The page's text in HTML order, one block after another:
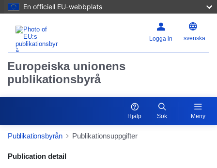
En officiell EU-webbplats
Logga in svenska
Europeiska unionens
publikationsbyrå
Hjälp Sök Meny
Publikationsbyrån Publikationsuppgifter
Publication Detail Actions Portlet
Publication detail